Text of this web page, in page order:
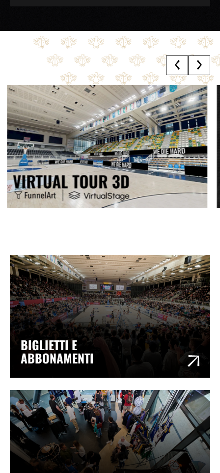
BIGLIETTI E
ABBONAMENTI